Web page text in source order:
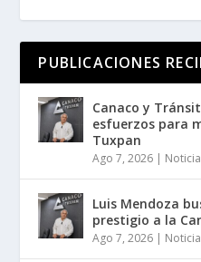
PUBLICACIONES
Canaco y
esfuerzos para
Tuxpan
Ago 7, 2026 | Noticia
Luis Mendoza
prestigio a la
Ago 7, 2026 | Noticia